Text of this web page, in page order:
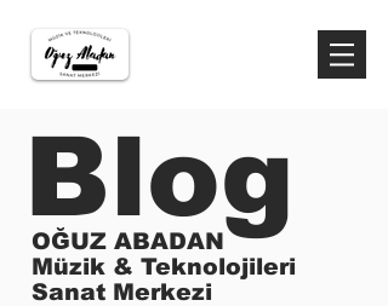
Blog
OĞUZ ABADAN
Müzik & Teknolojileri
Sanat Merkezi